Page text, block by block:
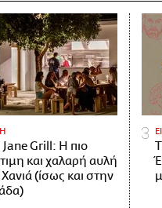
Jane Grill: Η πιο
και χαλαρή αυλή
(ίσως και στην